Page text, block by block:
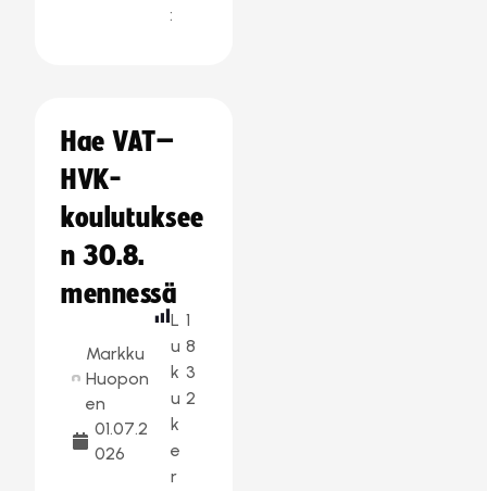
:
Hae VAT–
HVK-
koulutuksee
n 30.8.
mennessä
Markku
Huopon
en
01.07.2
026
L
u
k
u
k
e
r
1
8
3
2